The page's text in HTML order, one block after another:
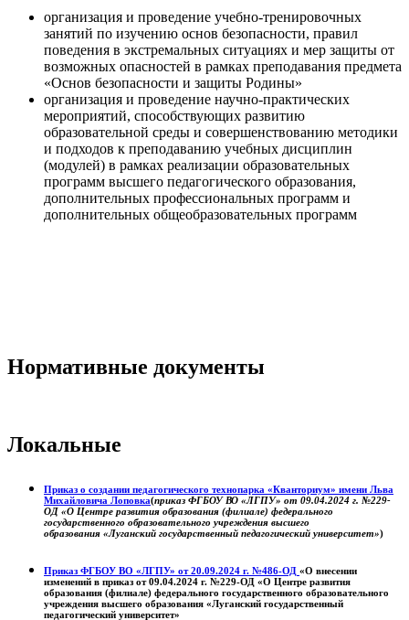
организация и проведение учебно-тренировочных
занятий по изучению основ безопасности, правил
поведения в экстремальных ситуациях и мер защиты от
возможных опасностей в рамках преподавания предмета
«Основ безопасности и защиты Родины»
организация и проведение научно-практических
мероприятий, способствующих развитию
образовательной среды и совершенствованию методики
и подходов к преподаванию учебных дисциплин
(модулей) в рамках реализации образовательных
программ высшего педагогического образования,
дополнительных профессиональных программ и
дополнительных общеобразовательных программ
Нормативные документы
Локальные
Приказ о создании педагогического технопарка «Кванториум» имени Льва
Михайловича Лоповка(приказ ФГБОУ ВО «ЛГПУ» от 09.04.2024 г. №229-
ОД «О Центре развития образования (филиале) федерального
государственного образовательного учреждения высшего
образования «Луганский государственный педагогический университет»)
Приказ ФГБОУ ВО «ЛГПУ» от 20.09.2024 г. №486-ОД «О внесении
изменений в приказ от 09.04.2024 г. №229-ОД «О Центре развития
образования (филиале) федерального государственного образовательного
учреждения высшего образования «Луганский государственный
педагогический университет»